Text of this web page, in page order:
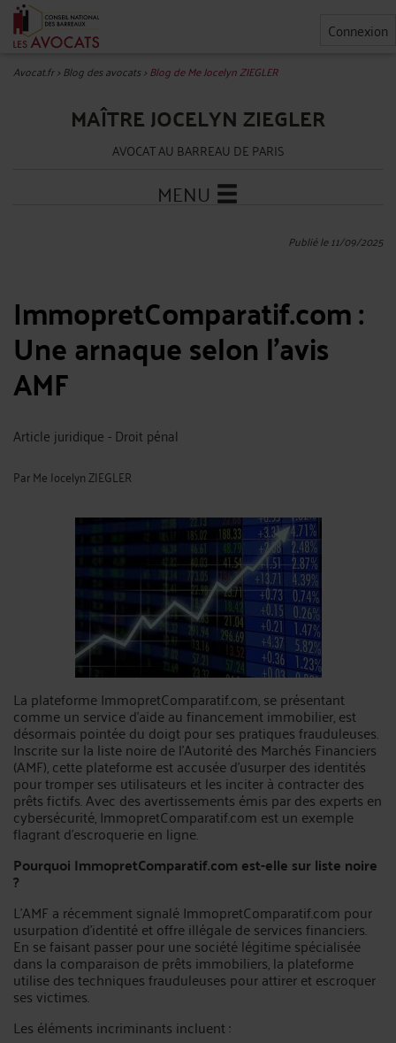
Connexion
Avocat.fr>Blog des avocats>Blog de Me Jocelyn ZIEGLER
MAÎTRE JOCELYN ZIEGLER
AVOCAT AU BARREAU DE PARIS
MENU
Publié le 11/09/2025
ImmopretComparatif.com :
Une arnaque selon l’avis
AMF
Article juridique - Droit pénal
ParMe Jocelyn ZIEGLER
La plateforme ImmopretComparatif.com, se présentant
comme un service d’aide au financement immobilier, est
désormais pointée du doigt pour ses pratiques frauduleuses.
Inscrite sur la liste noire de l’Autorité des Marchés Financiers
(AMF), cette plateforme est accusée d’usurper des identités
pour tromper ses utilisateurs et les inciter à contracter des
prêts fictifs. Avec des avertissements émis par des experts en
cybersécurité, ImmopretComparatif.com est un exemple
flagrant d’escroquerie en ligne.
Pourquoi ImmopretComparatif.com est-elle sur liste noire
?
L’AMF a récemment signalé ImmopretComparatif.com pour
usurpation d’identité et offre illégale de services financiers.
En se faisant passer pour une société légitime spécialisée
dans la comparaison de prêts immobiliers, la plateforme
utilise des techniques frauduleuses pour attirer et escroquer
ses victimes.
Les éléments incriminants incluent :